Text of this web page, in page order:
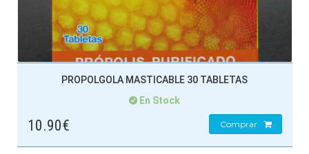
PROPOLGOLA MASTICABLE 30 TABLETAS
En Stock
10.90€ Comprar